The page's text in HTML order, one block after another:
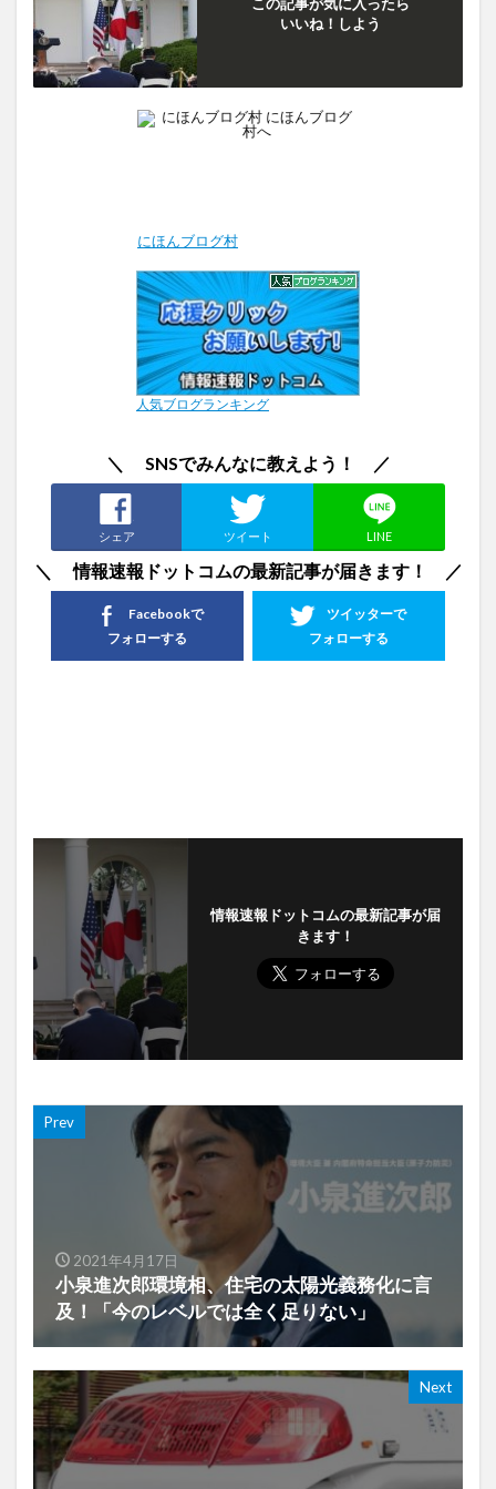
この記事が気に入ったら
いいね！しよう
にほんブログ村
人気ブログランキング
＼ SNSでみんなに教えよう！ ／
シェア ツイート LINE
＼ 情報速報ドットコムの最新記事が届きます！ ／
ツイッターで
フォローする
Facebookで
フォローする
情報速報ドットコムの最新記事が届
きます！
Prev
2021年4月17日
小泉進次郎環境相、住宅の太陽光義務化に言
及！「今のレベルでは全く足りない」
Next